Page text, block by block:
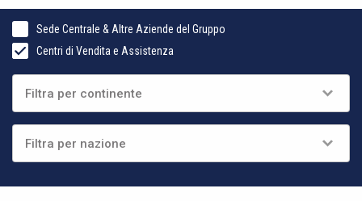
Sede Centrale & Altre Aziende del Gruppo
Centri di Vendita e Assistenza
Español
日本語 (Japanese)
中文 (Chinese)
한국어 (Korean)